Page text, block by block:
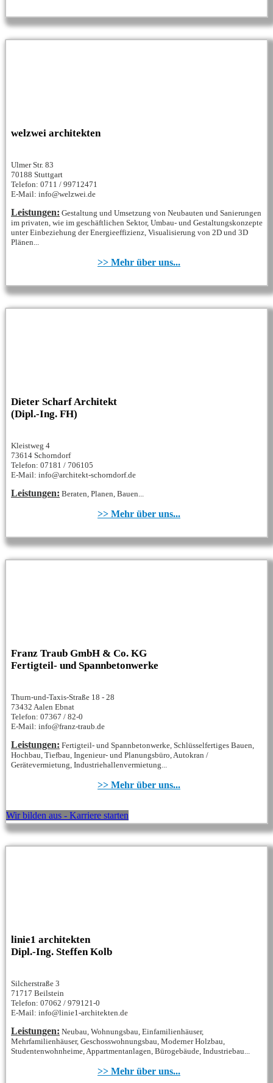
welzwei architekten
Ulmer Str. 83
70188 Stuttgart
Telefon: 0711 / 99712471
E-Mail: info@welzwei.de
Leistungen: Gestaltung und Umsetzung von Neubauten und Sanierungen
im privaten, wie im geschäftlichen Sektor, Umbau- und Gestaltungskonzepte
unter Einbeziehung der Energieeffizienz, Visualisierung von 2D und 3D
Plänen...
>> Mehr über uns...
Dieter Scharf Architekt
(Dipl.-Ing. FH)
Kleistweg 4
73614 Schorndorf
Telefon: 07181 / 706105
E-Mail: info@architekt-schorndorf.de
Leistungen: Beraten, Planen, Bauen...
>> Mehr über uns...
Franz Traub GmbH & Co. KG
Fertigteil- und Spannbetonwerke
Thurn-und-Taxis-Straße 18 - 28
73432 Aalen Ebnat
Telefon: 07367 / 82-0
E-Mail: info@franz-traub.de
Leistungen: Fertigteil- und Spannbetonwerke, Schlüsselfertiges Bauen,
Hochbau, Tiefbau, Ingenieur- und Planungsbüro, Autokran /
Gerätevermietung, Industriehallenvermietung...
>> Mehr über uns...
Wir bilden aus - Karriere starten
linie1 architekten
Dipl.-Ing. Steffen Kolb
Silcherstraße 3
71717 Beilstein
Telefon: 07062 / 979121-0
E-Mail: info@linie1-architekten.de
Leistungen: Neubau, Wohnungsbau, Einfamilienhäuser,
Mehrfamilienhäuser, Geschosswohnungsbau, Moderner Holzbau,
Studentenwohnheime, Appartmentanlagen, Bürogebäude, Industriebau...
>> Mehr über uns...